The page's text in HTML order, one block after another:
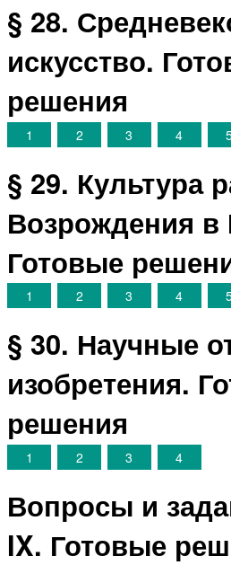
§ 28.
искусство.
решения
1 2 3 4
§ 29. Культура
Возрождения в
Готовые
1 2 3 4
§ 30. Научные
изобретения.
решения
1 2 3 4
Вопросы и
IX. Готовые